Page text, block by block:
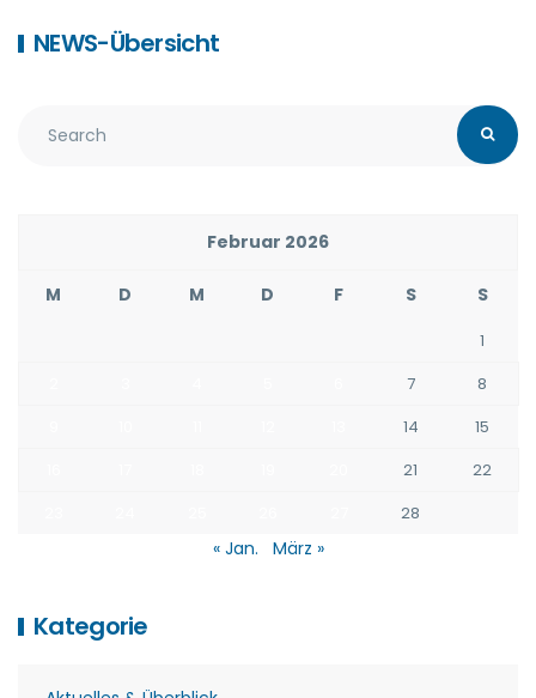
NEWS-Übersicht
Februar 2026
M D M D F S S
1
7
8
14
15
21
22
28
« Jan. März »
Kategorie